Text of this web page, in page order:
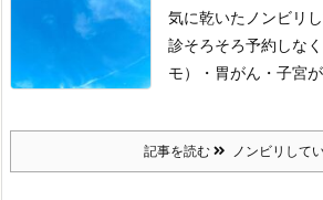
気に乾いた ノンビリ
診そろそろ予約しな
モ）・胃がん・子宮
記事を読む ノンビリして